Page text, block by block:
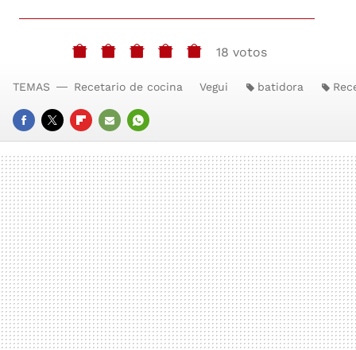
18 votos
FACEBOOK
TWITTERFLIPBOARD
E-
MAIL
WHATSAPP
TEMAS Recetario de cocina Vegui batidora